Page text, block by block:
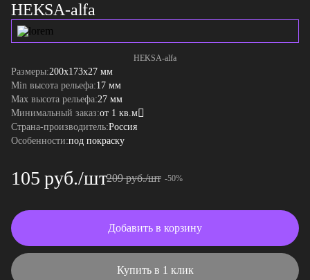
HEKSA-alfa
HEKSA-alfa
Размеры:200x173x27 мм
Min высота рельефа:17 мм
Max высота рельефа:27 мм
Минимальный заказ:от 1 кв.м
Страна-производитель:Россия
Особенности:под покраску
105 руб./шт209 руб./шт -50%
Добавить в корзину
Купить в 1 клик